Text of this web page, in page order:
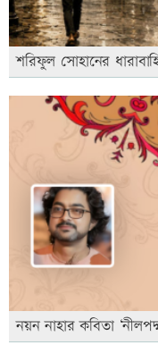
শরিফুল সোহানের
নয়ন নাহার কবিতা